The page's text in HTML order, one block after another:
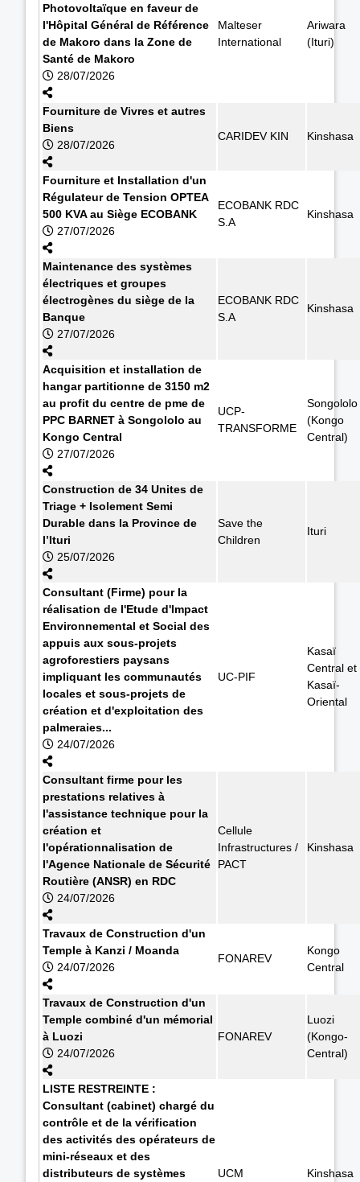
Photovoltaïque en faveur de
l'Hôpital Général de Référence
de Makoro dans la Zone de
Santé de Makoro
28/07/2026
Malteser
International
Ariwara
(Ituri)
Fourniture de Vivres et autres
Biens
28/07/2026
CARIDEV KIN Kinshasa
Fourniture et Installation d'un
Régulateur de Tension OPTEA
500 KVA au Siège ECOBANK
27/07/2026
ECOBANK RDC
S.A
Kinshasa
Maintenance des systèmes
électriques et groupes
électrogènes du siège de la
Banque
27/07/2026
ECOBANK RDC
S.A
Kinshasa
Acquisition et installation de
hangar partitionne de 3150 m2
au profit du centre de pme de
PPC BARNET à Songololo au
Kongo Central
27/07/2026
UCP-
TRANSFORME
Songololo
(Kongo
Central)
Construction de 34 Unites de
Triage + Isolement Semi
Durable dans la Province de
l’Ituri
25/07/2026
Save the
Children
Ituri
Consultant (Firme) pour la
réalisation de l'Etude d'Impact
Environnemental et Social des
appuis aux sous-projets
agroforestiers paysans
impliquant les communautés
locales et sous-projets de
création et d'exploitation des
palmeraies...
24/07/2026
UC-PIF
Kasaï
Central et
Kasaï-
Oriental
Consultant firme pour les
prestations relatives à
l'assistance technique pour la
création et
l'opérationnalisation de
l'Agence Nationale de Sécurité
Routière (ANSR) en RDC
24/07/2026
Cellule
Infrastructures /
PACT
Kinshasa
Travaux de Construction d'un
Temple à Kanzi / Moanda
24/07/2026
FONAREV
Kongo
Central
Travaux de Construction d'un
Temple combiné d'un mémorial
à Luozi
24/07/2026
FONAREV
Luozi
(Kongo-
Central)
LISTE RESTREINTE :
Consultant (cabinet) chargé du
contrôle et de la vérification
des activités des opérateurs de
mini-réseaux et des
distributeurs de systèmes
UCM Kinshasa